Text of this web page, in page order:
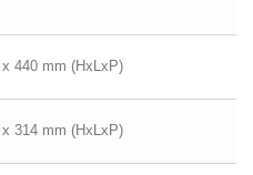
440 mm (HxLxP)
314 mm (HxLxP)